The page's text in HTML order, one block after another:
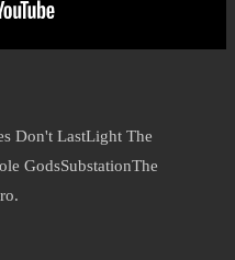
Don't LastLight The
GodsSubstationThe